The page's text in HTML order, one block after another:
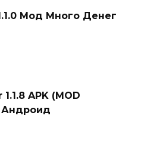
Мод Много Денег
APK (MOD
Андроид